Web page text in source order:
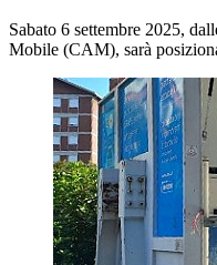
Sabato 6 settembre 2025,
Mobile (CAM), sarà